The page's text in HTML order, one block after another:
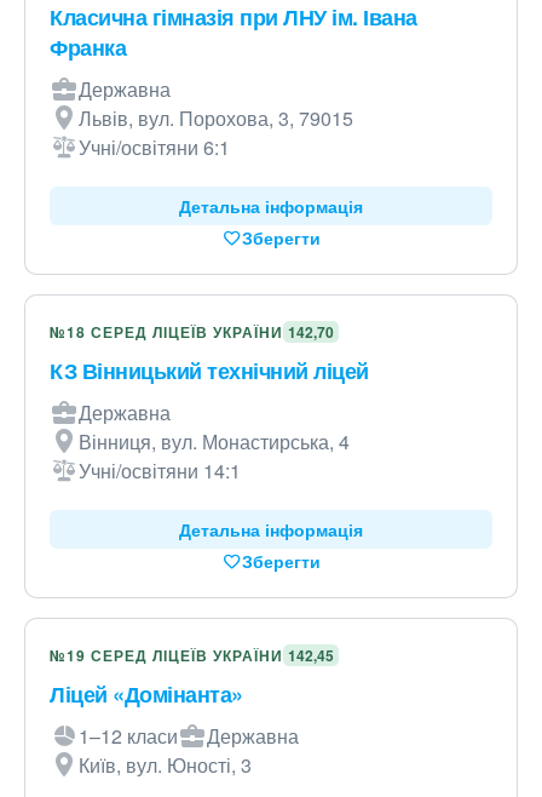
Класична гімназія при ЛНУ ім. Івана
Франка
Державна
Львів, вул. Порохова, 3, 79015
Учні/освітяни 6:1
Детальна інформація
Зберегти
№18 СЕРЕД ЛІЦЕЇВ УКРАЇНИ 142,70
КЗ Вінницький технічний ліцей
Державна
Вінниця, вул. Монастирська, 4
Учні/освітяни 14:1
Детальна інформація
Зберегти
№19 СЕРЕД ЛІЦЕЇВ УКРАЇНИ 142,45
Ліцей «Домінанта»
1–12 класи
Державна
Київ, вул. Юності, 3